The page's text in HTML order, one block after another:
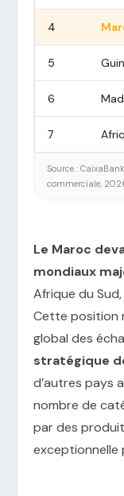
4
5
6
7
Source :
commerciale,
Le Maroc
mondiaux
Afrique du
Cette position
global des
stratégique
d’autres pays
nombre de
par des
exceptionnelle